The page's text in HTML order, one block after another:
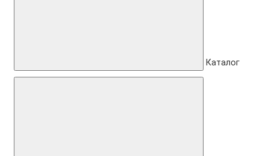
Каталог